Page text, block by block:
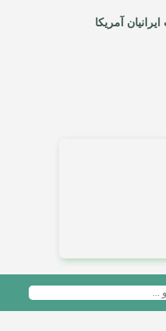
آمریکا